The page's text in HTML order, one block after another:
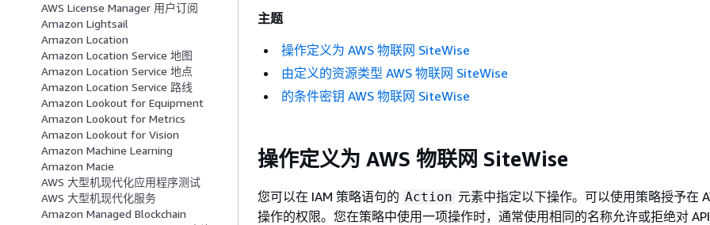
AWS License Manager 用户订阅
Amazon Lightsail
Amazon Location
Amazon Location Service 地图
Amazon Location Service 地点
Amazon Location Service 路线
Amazon Lookout for Equipment
Amazon Lookout for Metrics
Amazon Lookout for Vision
Amazon Machine Learning
Amazon Macie
AWS 大型机现代化应用程序测试
AWS 大型机现代化服务
Amazon Managed Blockchain
主题
操作定义为 AWS 物联网 SiteWise
由定义的资源类型 AWS 物联网 SiteWise
的条件密钥 AWS 物联网 SiteWise
操作定义为 AWS 物联网 SiteWise
您可以在 IAM 策略语句的 Action 元素中指定以下操作。可以使用策略授予在
操作的权限。您在策略中使用一项操作时，通常使用相同的名称允许或拒绝对